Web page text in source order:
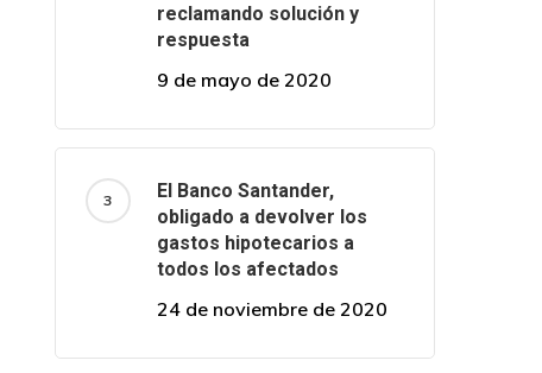
reclamando solución y
respuesta
9 de mayo de 2020
El Banco Santander,
obligado a devolver los
gastos hipotecarios a
todos los afectados
24 de noviembre de 2020